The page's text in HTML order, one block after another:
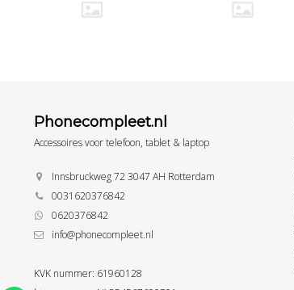
Phonecompleet.nl
Accessoires voor telefoon, tablet & laptop
Innsbruckweg 72 3047 AH Rotterdam
0031620376842
0620376842
info@phonecompleet.nl
KVK nummer: 61960128